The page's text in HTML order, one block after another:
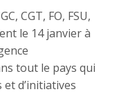
CGT, FO, FSU,
le 14 janvier à
tout le pays qui
et d’initiatives